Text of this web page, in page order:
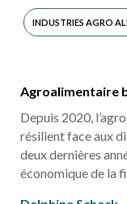
INDUSTRIES AGRO
Agroalimentaire
Depuis 2020,
résilient face aux
deux dernières
économique de la